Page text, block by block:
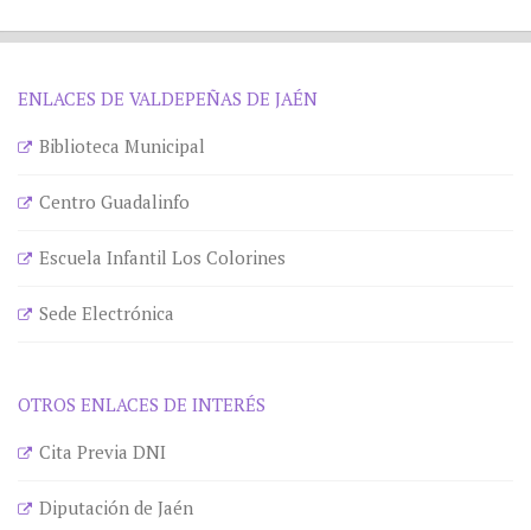
ENLACES DE VALDEPEÑAS DE JAÉN
Biblioteca Municipal
Centro Guadalinfo
Escuela Infantil Los Colorines
Sede Electrónica
OTROS ENLACES DE INTERÉS
Cita Previa DNI
Diputación de Jaén